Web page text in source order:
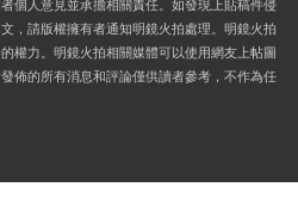
個人意見並承擔相關責任。如發現上貼稿件侵
，請版權擁有者通知明鏡火拍處理。明鏡火拍
權力。明鏡火拍相關媒體可以使用網友上帖圖
佈的所有消息和評論僅供讀者參考，不作為任